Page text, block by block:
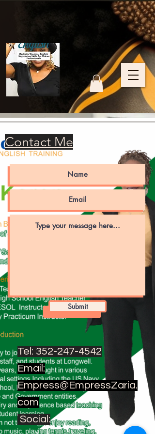
Contact Me
Submit
Tel: 352-247-4542
Email:
Empress@EmpressZaria.
com
Social: